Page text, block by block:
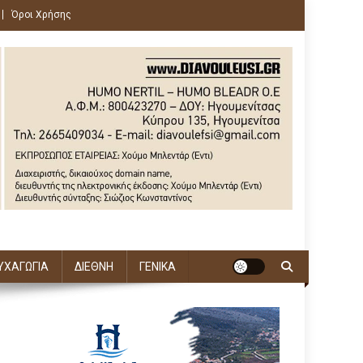
Όροι Χρήσης
ΔΙΕΘΝΗ ΓΕΝΙΚΑ